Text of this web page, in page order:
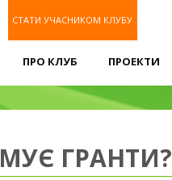
СТАТИ УЧАСНИКОМ КЛУБУ
ПРО КЛУБ ПРОЕКТИ
ГРАНТИ?